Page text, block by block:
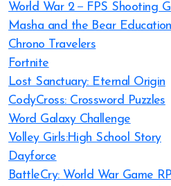
World War 2－FPS Shooting
Masha and the Bear
Chrono Travelers
Fortnite
Lost Sanctuary: Eternal Origin
CodyCross: Crossword Puzzles
Word Galaxy Challenge
Volley Girls:High School Story
Dayforce
BattleCry: World War Game